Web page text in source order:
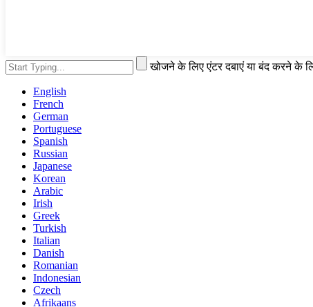
खोजने के लिए एंटर दबाएं या बंद करने के
English
French
German
Portuguese
Spanish
Russian
Japanese
Korean
Arabic
Irish
Greek
Turkish
Italian
Danish
Romanian
Indonesian
Czech
Afrikaans